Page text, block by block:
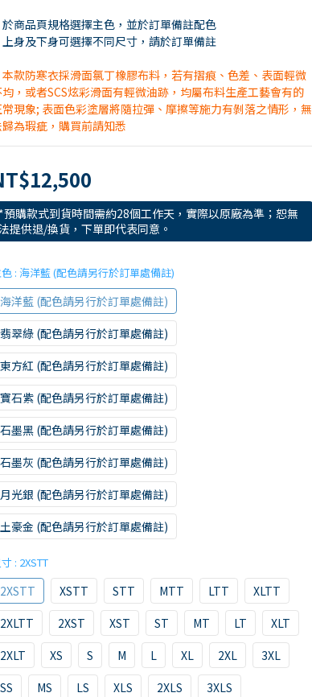
於商品頁規格選擇主色，並於訂單備註配色
上身及下身可選擇不同尺寸，請於訂單備註
本款防寒衣採滑面氯丁橡膠布料，若有摺痕、色差、表面輕微
，或者SCS炫彩滑面有輕微油跡，均屬布料生產工藝會有的
常現象; 表面色彩塗層將隨拉彈、摩擦等施力有剝落之情形，無
為瑕疵，購買前請知悉
*預購款式到貨時間需約28個工作天，實際以原廠為準；恕無
提供退/換貨，下單即代表同意。
: 海洋藍 (配色請另行於訂單處備註)
海洋藍 (配色請另行於訂單處備註)
翡翠綠 (配色請另行於訂單處備註)
東方紅 (配色請另行於訂單處備註)
寶石紫 (配色請另行於訂單處備註)
石墨黑 (配色請另行於訂單處備註)
石墨灰 (配色請另行於訂單處備註)
月光銀 (配色請另行於訂單處備註)
土豪金 (配色請另行於訂單處備註)
: 2XSTT
2XSTT XSTT STT MTT LTT
XLTT
2XLTT
2XST XST ST MT LT
XLT
2XLT
XS S M L XL 2XL
3XL
SS
MS LS XLS 2XLS 3XLS